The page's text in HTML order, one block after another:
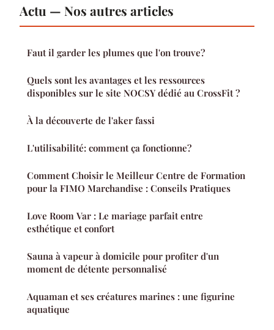
Actu — Nos autres articles
Faut il garder les plumes que l'on trouve?
Quels sont les avantages et les ressources
disponibles sur le site NOCSY dédié au CrossFit ?
À la découverte de l'aker fassi
L'utilisabilité: comment ça fonctionne?
Comment Choisir le Meilleur Centre de Formation
pour la FIMO Marchandise : Conseils Pratiques
Love Room Var : Le mariage parfait entre
esthétique et confort
Sauna à vapeur à domicile pour profiter d'un
moment de détente personnalisé
Aquaman et ses créatures marines : une figurine
aquatique